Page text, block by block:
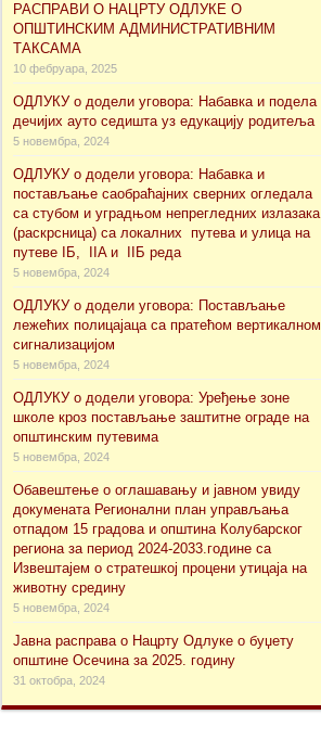
РАСПРАВИ О НАЦРТУ ОДЛУКЕ О
ОПШТИНСКИМ АДМИНИСТРАТИВНИМ
ТАКСАМА
10 фебруара, 2025
ОДЛУКУ о додели уговора: Набавка и подела
дечијих ауто седишта уз едукацију родитеља
5 новембра, 2024
ОДЛУКУ о додели уговора: Набавка и
постављање саобраћајних сверних огледала
са стубом и уградњом непрегледних излазака
(раскрсница) са локалних путева и улица на
путеве IБ, IIA и IIБ реда
5 новембра, 2024
ОДЛУКУ о додели уговора: Постављање
лежећих полицајаца са пратећом вертикалном
сигнализацијом
5 новембра, 2024
ОДЛУКУ о додели уговора: Уређење зоне
школе кроз постављање заштитне ограде на
општинским путевима
5 новембра, 2024
Обавештење о оглашавању и јавном увиду
докуменaта Регионални план управљања
отпадом 15 градова и општина Колубарског
региона за период 2024-2033.године са
Извештајем о стратешкој процени утицаја на
животну средину
5 новембра, 2024
Јавна расправа о Нацрту Одлуке о буџету
општине Осечина за 2025. годину
31 октобра, 2024